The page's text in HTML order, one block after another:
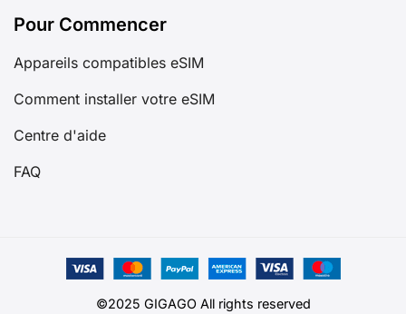
Pour Commencer
Appareils compatibles eSIM
Comment installer votre eSIM
Centre d'aide
FAQ
©2025 GIGAGO All rights reserved